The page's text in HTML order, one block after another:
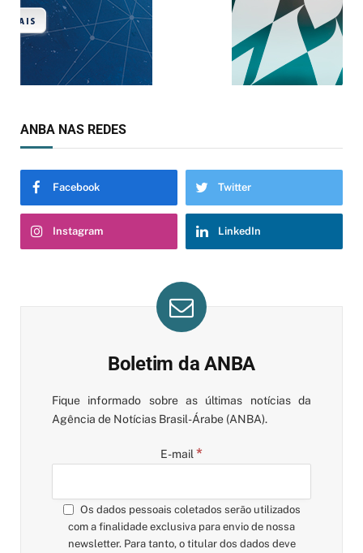
ANBA NAS REDES
Facebook Twitter
Instagram LinkedIn
Boletim da ANBA
Fique informado sobre as últimas notícias da
Agência de Notícias Brasil-Árabe (ANBA).
E-mail *
Os dados pessoais coletados serão utilizados
com a finalidade exclusiva para envio de nossa
newsletter. Para tanto, o titular dos dados deve